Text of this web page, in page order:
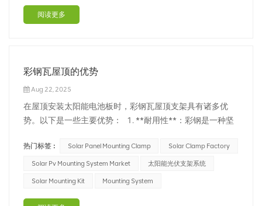
阅读更多
彩钢瓦屋顶的优势
Aug 22, 2025
在屋顶安装太阳能电池板时，彩钢瓦屋顶支架具有诸多优
势。以下是一些主要优势： 1. **耐用性**：彩钢是一种坚
雹、雪和强风。这种耐用性可确保您的太阳能电池板安装长
期保持安全稳定。 2. **耐腐蚀性**：彩钢具有耐腐蚀性，
是太阳能电池板安装等户外应用的...
热门标签 : Solar Panel Mounting Clamp Solar Clamp Factory
Solar Pv Mounting System Market 太阳能光伏支架系统
Solar Mounting Kit Mounting System